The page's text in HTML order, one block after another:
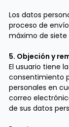
Los datos
proceso de
máximo de siete
5. Objeción y
El usuario tiene
consentimiento
personales en
correo
de sus datos